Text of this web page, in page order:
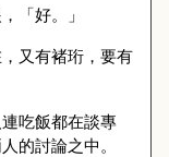
「好。」
又有褚珩，要有
吃飯都在談專
的討論之中。